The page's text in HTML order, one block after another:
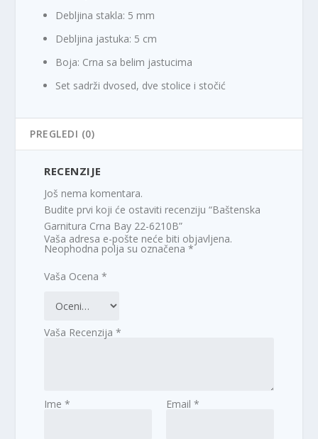
Debljina stakla: 5 mm
Debljina jastuka: 5 cm
Boja: Crna sa belim jastucima
Set sadrži dvosed, dve stolice i stočić
PREGLEDI (0)
RECENZIJE
Još nema komentara.
Budite prvi koji će ostaviti recenziju “Baštenska
Garnitura Crna Bay 22-6210B”
Vaša adresa e-pošte neće biti objavljena.
Neophodna polja su označena*
Vaša Ocena*
Vaša Recenzija*
Ime* Email *